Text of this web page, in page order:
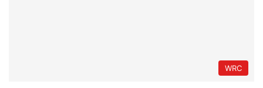
WRC